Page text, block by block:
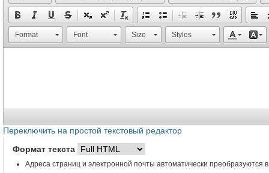
Format Font Size Styles
Переключить на простой текстовый редактор
Формат текста
Адреса страниц и электронной почты автоматически преобразуются